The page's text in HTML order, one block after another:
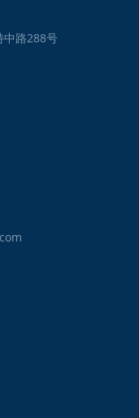
中路288号